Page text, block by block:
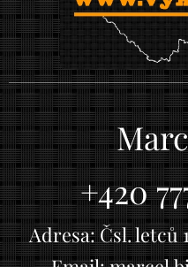
+420
Adresa: Čsl. letců